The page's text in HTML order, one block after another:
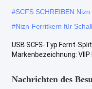
#SCFS SCHREIBEN
#Nizn-Ferritkern für
USB SCFS-Typ Ferrit-
Markenbezeichnung:
Nachrichten des